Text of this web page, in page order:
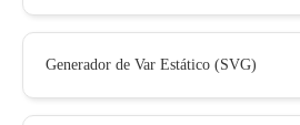
Generador de Var Estático (SVG)